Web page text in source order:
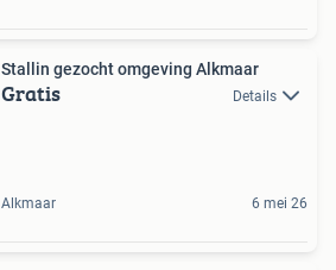
Stallin gezocht omgeving Alkmaar
Gratis Details
Alkmaar 6 mei 26